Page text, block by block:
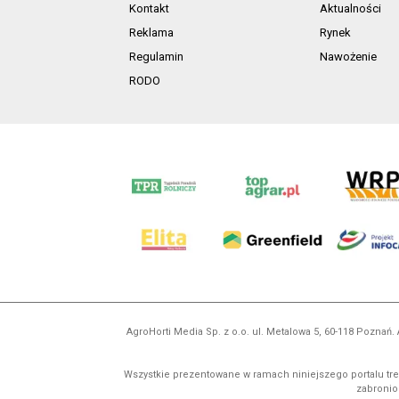
Kontakt
Reklama
Regulamin
RODO
Aktualności
Rynek
Nawożenie
AgroHorti Media Sp. z o.o. ul. Metalowa 5, 60-118
Wszystkie prezentowane w ramach niniejszego portalu